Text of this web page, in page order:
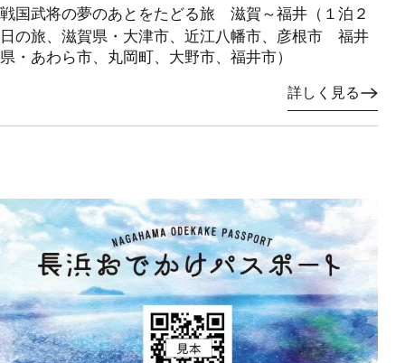
戦国武将の夢のあとをたどる旅 滋賀～福井（１泊２
日の旅、滋賀県・大津市、近江八幡市、彦根市 福井
県・あわら市、丸岡町、大野市、福井市）
詳しく見る